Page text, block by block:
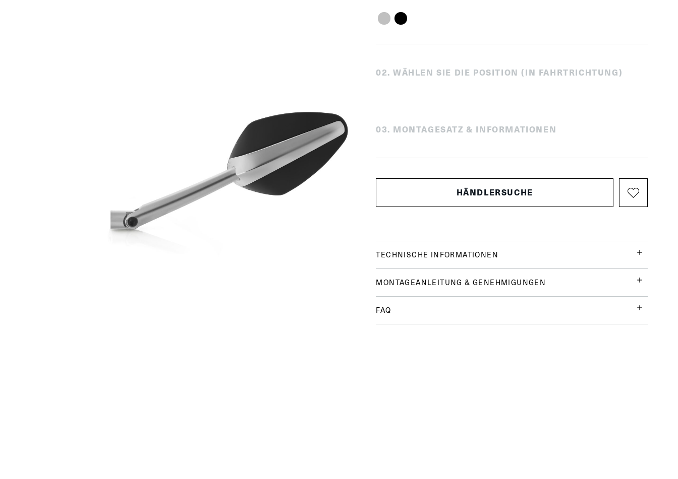
02. WÄHLEN SIE DIE POSITION (IN FAHRTRICHTUNG)
03. MONTAGESATZ & INFORMATIONEN
HÄNDLERSUCHE
TECHNISCHE INFORMATIONEN
MONTAGEANLEITUNG & GENEHMIGUNGEN
FAQ